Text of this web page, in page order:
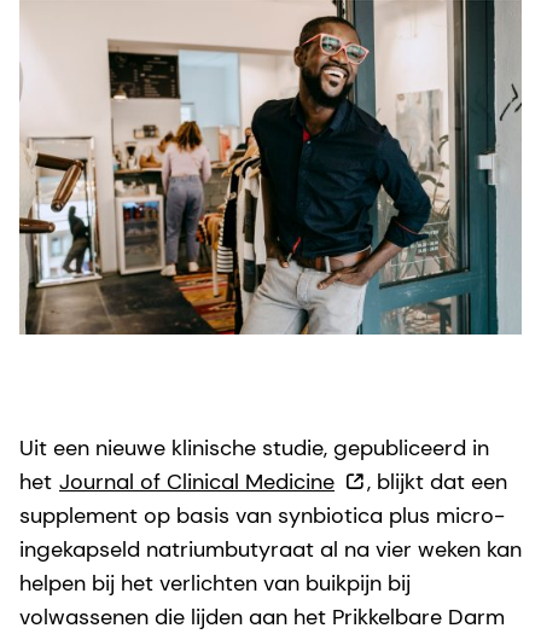
Uit een nieuwe klinische studie, gepubliceerd in
het Journal of Clinical Medicine
, blijkt dat een
supplement op basis van synbiotica plus micro-
ingekapseld natriumbutyraat al na vier weken kan
helpen bij het verlichten van buikpijn bij
volwassenen die lijden aan het Prikkelbare Darm